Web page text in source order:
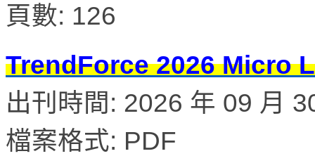
頁數: 126
TrendForce 2026 Micro
出刊時間: 2026 年 09 月
檔案格式: PDF